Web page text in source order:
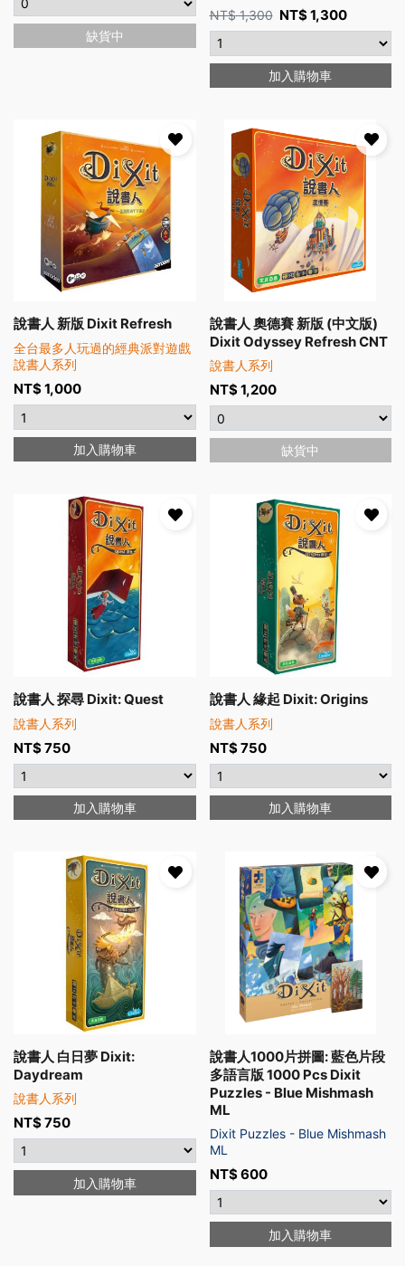
缺貨中
NT$1,300 NT$1,300
加入購物車
說書人 新版 Dixit Refresh
全台最多人玩過的經典派對遊戲
說書人系列
NT$1,000
加入購物車
說書人 奧德賽 新版 (中文版)
Dixit Odyssey Refresh CNT
說書人系列
NT$1,200
缺貨中
說書人 探尋 Dixit: Quest
說書人系列
NT$750
加入購物車
說書人 緣起 Dixit: Origins
說書人系列
NT$750
加入購物車
說書人 白日夢 Dixit:
Daydream
說書人系列
NT$750
加入購物車
說書人1000片拼圖: 藍色片段
多語言版 1000 Pcs Dixit
Puzzles - Blue Mishmash
ML
Dixit Puzzles - Blue Mishmash
ML
NT$600
加入購物車